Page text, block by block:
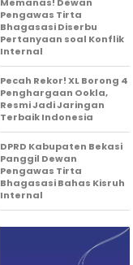
Pengawas Tirta
Bhagasasi Diserbu
Pertanyaan soal Konflik
Internal
Pecah Rekor! XL Borong 4
Penghargaan Ookla,
Resmi Jadi Jaringan
Terbaik Indonesia
DPRD Kabupaten Bekasi
Panggil Dewan
Pengawas Tirta
Bhagasasi Bahas Kisruh
Internal